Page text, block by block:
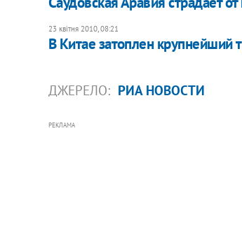
23 квітня 2010, 08:21
В Китае затоплен крупнейший
ДЖЕРЕЛО: РИА НОВОСТИ
РЕКЛАМА